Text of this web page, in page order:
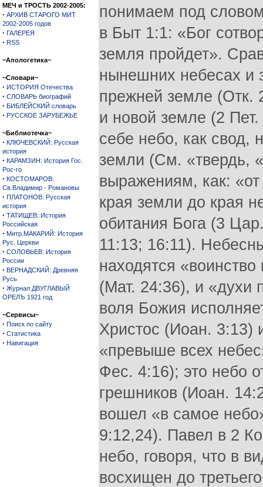
МЕЧ и ТРОСТЬ 2002-2005:
· АРХИВ СТАРОГО МИТ
2002-2005 годов
· ГАЛЕРЕЯ
· RSS
~Апологетика~
~Словари~
· ИСТОРИЯ Отечества
· СЛОВАРЬ биографий
· БИБЛЕЙСКИЙ словарь
· РУССКОЕ ЗАРУБЕЖЬЕ
~Библиотечка~
· КЛЮЧЕВСКИЙ: Русская
история
· КАРАМЗИН: История Гос.
Рос-го
· КОСТОМАРОВ:
Св.Владимир - Романовы
· ПЛАТОНОВ: Русская
история
· ТАТИЩЕВ: История
Российская
· Митр.МАКАРИЙ: История
Рус. Церкви
· СОЛОВЬЕВ: История
России
· ВЕРНАДСКИЙ: Древняя
Русь
· Журнал ДВУГЛАВЫЙ
ОРЕЛЪ 1921 год
~Сервисы~
· Поиск по сайту
· Статистика
· Навигация
понимаем под
в Быт 1:1: «Бог
земля пройдет».
нынешних небесах и
прежней земле (Отк.
и новой земле (2
себе небо, как свод,
земли (См. «твердь,
выражениям, как:
края земли до края
обитания Бога (3
11:13; 16:11).
находятся
(Мат. 24:36), и «духи
воля Божия
Христос (Иоан. 3:13)
«превыше всех
Фес. 4:16); это небо
грешников (Иоан.
вошел «в самое
9:12,24). Павел в 2
небо, говоря, что в
восхищен до